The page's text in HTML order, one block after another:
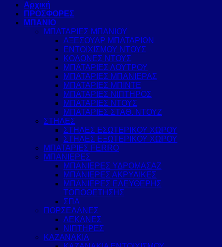
Αρχική
ΠΡΟΣΦΟΡΕΣ
ΜΠΑΝΙΟ
ΜΠΑΤΑΡΙΕΣ ΜΠΑΝΙΟΥ
ΑΞΕΣΟΥΑΡ ΜΠΑΤΑΡΙΩΝ
ΕΝΤΟΙΧΙΣΜΟΥ ΝΤΟΥΣ
ΚΟΛΟΝΕΣ ΝΤΟΥΣ
ΜΠΑΤΑΡΙΕΣ ΛΟΥΤΡΟΥ
ΜΠΑΤΑΡΙΕΣ ΜΠΑΝΙΕΡΑΣ
ΜΠΑΤΑΡΙΕΣ ΜΠΙΝΤΕ
ΜΠΑΤΑΡΙΕΣ ΝΙΠΤΗΡΟΣ
ΜΠΑΤΑΡΙΕΣ ΝΤΟΥΣ
ΜΠΑΤΑΡΙΕΣ ΣΤΑΘ. ΝΤΟΥΖ
ΣΤΗΛΕΣ
ΣΤΗΛΕΣ ΕΣΩΤΕΡΙΚΟΥ ΧΩΡΟΥ
ΣΤΗΛΕΣ ΕΞΩΤΕΡΙΚΟΥ ΧΩΡΟΥ
ΜΠΑΤΑΡΙΕΣ FERRO
ΜΠΑΝΙΕΡΕΣ
ΜΠΑΝΙΕΡΕΣ ΥΔΡΟΜΑΣΑΖ
ΜΠΑΝΙΕΡΕΣ ΑΚΡΥΛΙΚΕΣ
ΜΠΑΝΙΕΡΕΣ ΕΛΕΥΘΕΡΗΣ
ΤΟΠΟΘΕΤΗΣΗΣ
ΣΠΑ
ΠΟΡΣΕΛΑΝΕΣ
ΛΕΚΑΝΕΣ
ΝΙΠΤΗΡΕΣ
ΚΑΖΑΝΑΚΙΑ